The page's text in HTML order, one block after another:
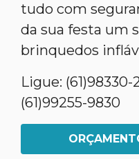
tudo com
da sua festa um
brinquedos
Ligue: (61)98330-
(61)99255-9830